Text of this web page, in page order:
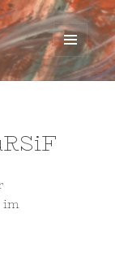
MENÜ
UND
im